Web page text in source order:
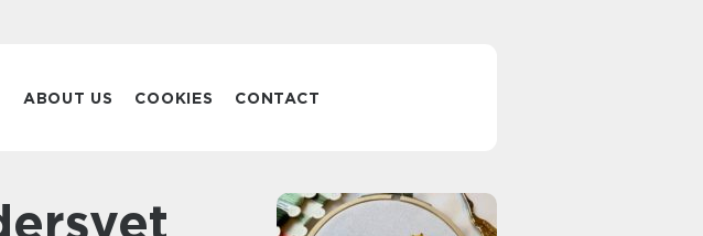
ABOUT US COOKIES CONTACT